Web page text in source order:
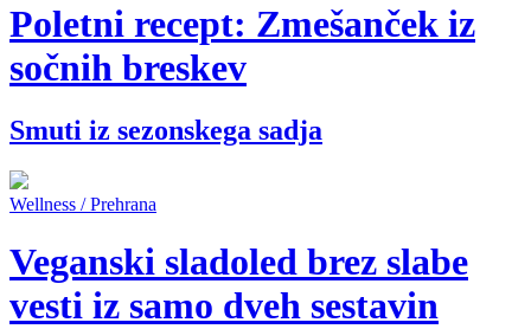
Poletni recept: Zmešanček iz
sočnih breskev
Smuti iz sezonskega sadja
Wellness / Prehrana
Veganski sladoled brez slabe
vesti iz samo dveh sestavin